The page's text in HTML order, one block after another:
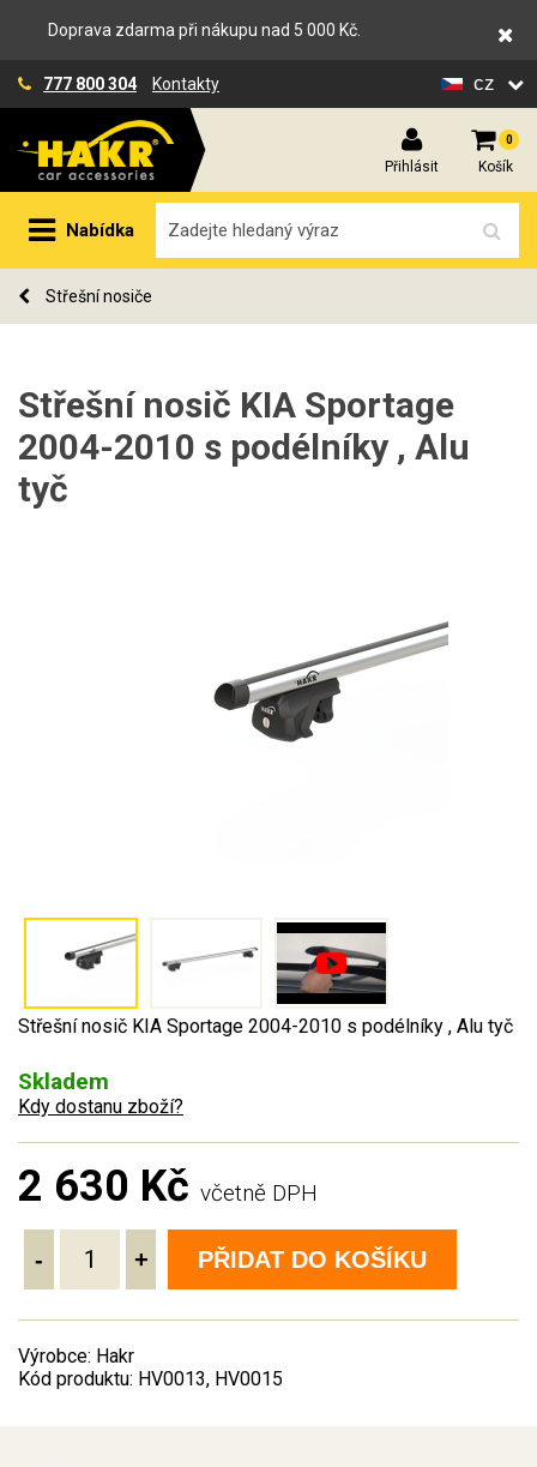
Doprava zdarma při nákupu nad 5 000 Kč.
777 800 304 Kontakty cz
Přihlásit
0
Košík
Nabídka
Střešní nosiče
Střešní nosič KIA Sportage
2004-2010 s podélníky , Alu
tyč
Střešní nosič KIA Sportage 2004-2010 s podélníky , Alu tyč
Skladem
Kdy dostanu zboží?
2 630 Kč včetně DPH
- + PŘIDAT DO KOŠÍKU
Výrobce: Hakr
Kód produktu: HV0013, HV0015